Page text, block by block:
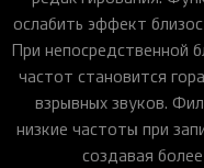
ослабить эффект
При непосредственной
частот становится
взрывных звуков.
низкие частоты при
создавая